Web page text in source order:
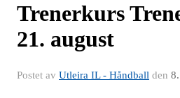
Trenerkurs
21. august
Postet av Utleira IL - Håndball den